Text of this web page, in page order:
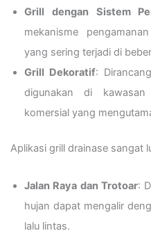
Grill dengan Sistem
mekanisme
yang sering terjadi di
Grill Dekoratif:
digunakan di
komersial yang
Aplikasi grill drainase sangat
Jalan Raya dan Trotoar:
hujan dapat mengalir
lalu lintas.